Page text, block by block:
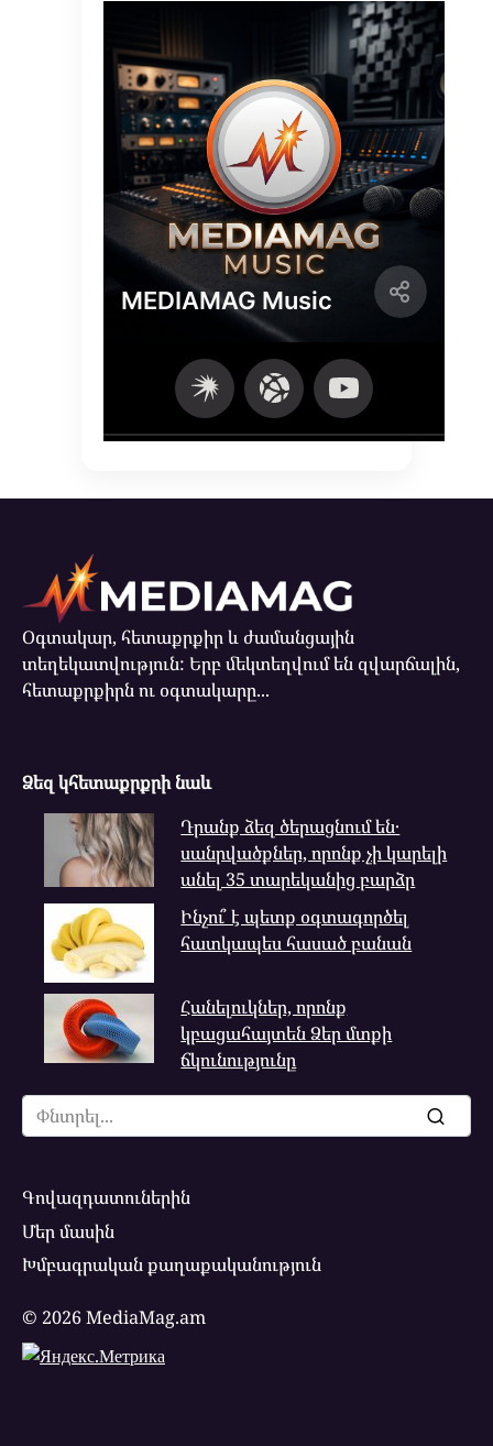
Օգտակար, հետաքրքիր և ժամանցային
տեղեկատվություն: Երբ մեկտեղվում են զվարճալին,
հետաքրքիրն ու օգտակարը...
Ձեզ կհետաքրքրի նաև
Դրանք ձեզ ծերացնում են․
սանրվածքներ, որոնք չի կարելի
անել 35 տարեկանից բարձր
Ինչու՞ է պետք օգտագործել
հատկապես հասած բանան
Հանելուկներ, որոնք
կբացահայտեն Ձեր մտքի
ճկունությունը
Search
for:
Գովազդատուներին
Մեր մասին
Խմբագրական քաղաքականություն
© 2026 MediaMag.am